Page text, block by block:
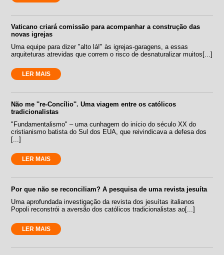
Vaticano criará comissão para acompanhar a construção das
novas igrejas
Uma equipe para dizer "alto lá!" às igrejas-garagens, a essas
arquiteturas atrevidas que correm o risco de desnaturalizar muitos[...]
LER MAIS
Não me ''re-Concílio''. Uma viagem entre os católicos
tradicionalistas
"Fundamentalismo" – uma cunhagem do início do século XX do
cristianismo batista do Sul dos EUA, que reivindicava a defesa dos
[...]
LER MAIS
Por que não se reconciliam? A pesquisa de uma revista jesuíta
Uma aprofundada investigação da revista dos jesuítas italianos
Popoli reconstrói a aversão dos católicos tradicionalistas ao[...]
LER MAIS